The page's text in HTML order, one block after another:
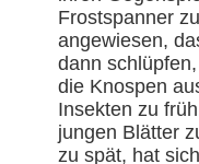
Frostspanner
angewiesen,
dann
die Knospen
Insekten zu
jungen Blätter
zu spät, hat